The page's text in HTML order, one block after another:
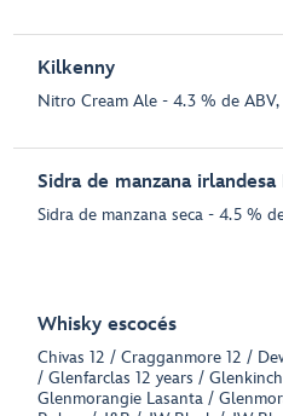
Kilkenny
Nitro Cream Ale - 4.3 % de
Sidra de manzana
Sidra de manzana seca - 4.5 %
Whisky escocés
Chivas 12 / Cragganmore 12 /
/ Glenfarclas 12 years /
Glenmorangie Lasanta /